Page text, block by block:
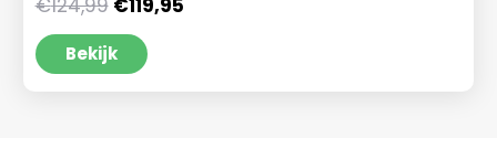
€124,99
prijs
was:
€124,99.
€119,95
Bekijk